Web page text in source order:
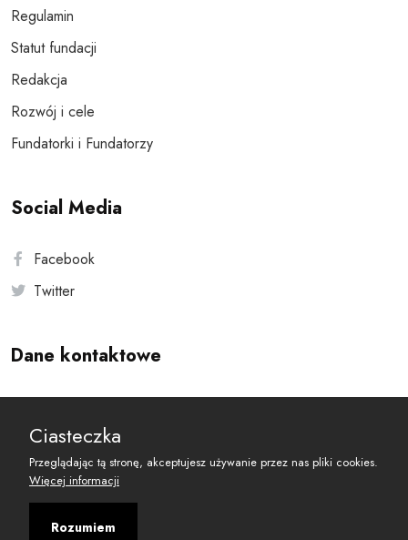
Regulamin
Statut fundacji
Redakcja
Rozwój i cele
Fundatorki i Fundatorzy
Social Media
Facebook
Twitter
Dane kontaktowe
reset@resetobywatelski.pl
Ciasteczka
Przeglądając tą stronę, akceptujesz używanie przez nas pliki cookies.
Więcej informacji
Rozumiem